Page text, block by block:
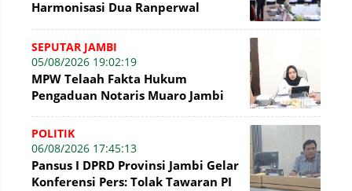
Harmonisasi Dua Ranperwal
SEPUTAR JAMBI
05/08/2026 19:02:19
MPW Telaah Fakta Hukum
Pengaduan Notaris Muaro Jambi
POLITIK
06/08/2026 17:45:13
Pansus I DPRD Provinsi Jambi Gelar
Konferensi Pers: Tolak Tawaran PI